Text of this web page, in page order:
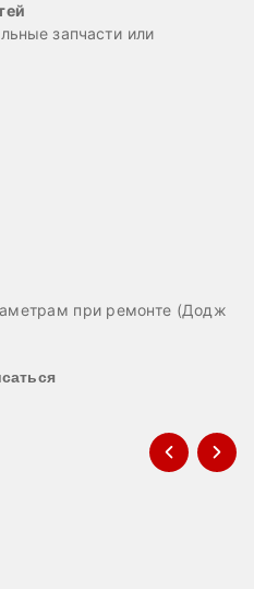
запчасти или
при ремонте (Додж